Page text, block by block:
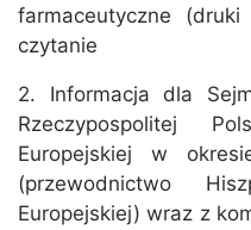
farmaceutyczne
czytanie
2. Informacja dla
Rzeczypospolitej
Europejskiej w
(przewodnictwo
Europejskiej) wraz z